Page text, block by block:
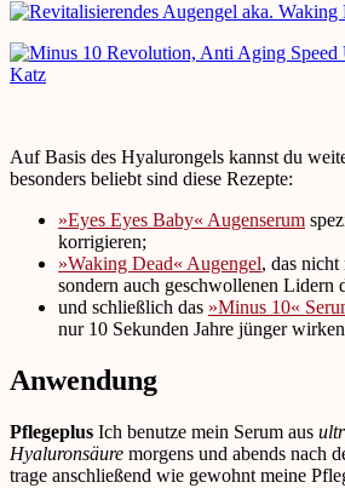
Auf Basis des Hyalurongels kannst du
besonders beliebt sind diese Rezepte:
»Eyes Eyes Baby« Augenserum
korrigieren;
»Waking Dead« Augengel, das
sondern auch geschwollenen Lidern
und schließlich das »Minus 10«
nur 10 Sekunden Jahre jünger
Anwendung
Pflegeplus Ich benutze mein Serum aus
Hyaluronsäure morgens und abends nach
trage anschließend wie gewohnt meine